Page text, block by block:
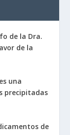
de la Dra.
de la
una
precipitadas
de